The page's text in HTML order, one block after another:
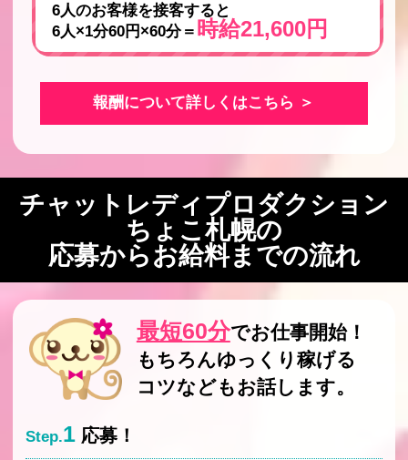
6人のお客様を接客すると
6人×1分60円×60分＝ 時給21,600円
報酬について詳しくはこちら ＞
チャットレディプロダクション
ちょこ札幌の
応募からお給料までの流れ
最短60分でお仕事開始！
もちろんゆっくり稼げる
コツなどもお話します。
Step.1 応募！